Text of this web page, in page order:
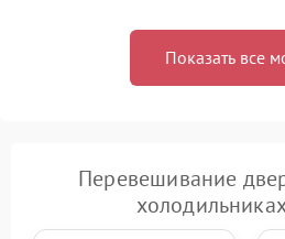
Показать все
Перевешивание